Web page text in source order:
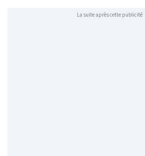
La suite après cette publicité